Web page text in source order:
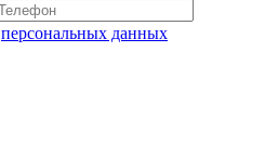
персональных данных